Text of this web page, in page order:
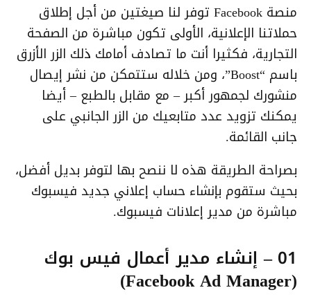
منصة Facebook توفر لنا صيغتين من أجل إطلاق
حملاتنا الإعلانية، الأولى تكون مباشرة من الصفحة
التجارية، فكثيرا أنت ما تصادف أمامك ذلك الزر الأزرق
باسم “Boost”، ومن خلاله ستتمكن من نشر إيصال
منشورك لجمهور أكبر – مع مقابل بالطبع – أيضا
يمكنك تزويد عدد متابعيك من الزر الجانبي على
جانب القائمة.
بصراحة الطريقة هذه لا ننصح بها لتوفر بديل أفضل،
بحيث ستقوم بإنشاء حساب إعلاني جديد فيسبوك
مباشرة من مدير إعلانات فيسبوك.
01 – إنشاء مدير أعمال فيس بوك
(Facebook Ad Manager)